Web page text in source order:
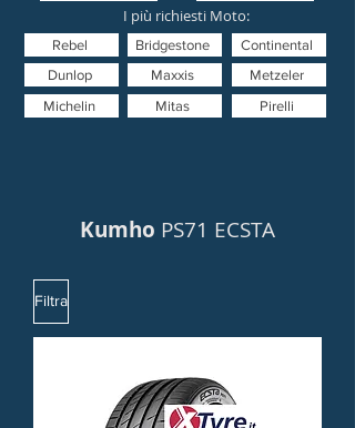
I più richiesti Moto:
Mitas Pirelli
Metzeler
Dunlop
Bridgestone Continental
Michelin
Rebel
Maxxis
Kumho PS71 ECSTA
Filtra